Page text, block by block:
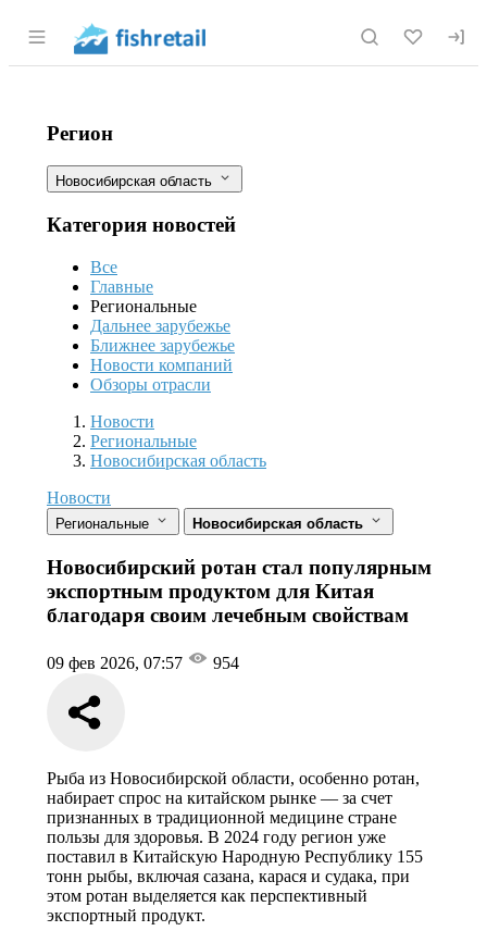
Раздел навигации по сайту fishretail.ru
Новосибирский ротан стал
Фильтры
Регион
Новосибирская область
Категория новостей
Все
Главные
Региональные
Дальнее зарубежье
Ближнее зарубежье
Новости компаний
Обзоры отрасли
Новости
Разделы
Новости
Региональные
Новосибирская область
Новости
Региональные Новосибирская область
Новосибирский ротан стал популярным
экспортным продуктом для Китая
благодаря своим лечебным свойствам
09 фев 2026, 07:57 954
Рыба из Новосибирской области, особенно ротан,
набирает спрос на китайском рынке — за счет
признанных в традиционной медицине стране
пользы для здоровья. В 2024 году регион уже
поставил в Китайскую Народную Республику 155
тонн рыбы, включая сазана, карася и судака, при
этом ротан выделяется как перспективный
экспортный продукт.